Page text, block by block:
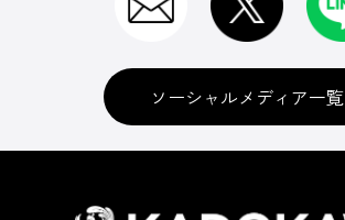
ソーシャルメディア一覧